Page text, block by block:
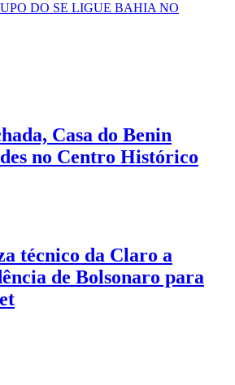
DO SE LIGUE BAHIA NO
Casa do Benin
no Centro Histórico
técnico da Claro a
de Bolsonaro para